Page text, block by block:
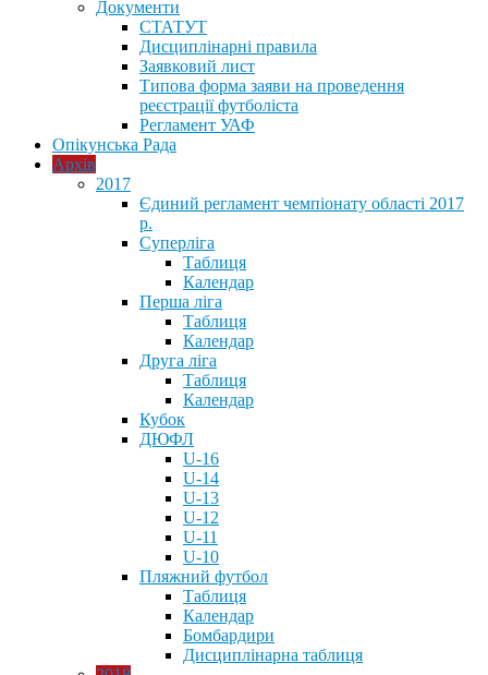
Документи
СТАТУТ
Дисциплінарні правила
Заявковий лист
Типова форма заяви на проведення
реєстрації футболіста
Регламент УАФ
Опікунська Рада
Архів
2017
Єдиний регламент чемпіонату області 2017
р.
Суперліга
Таблиця
Календар
Перша ліга
Таблиця
Календар
Друга ліга
Таблиця
Календар
Кубок
ДЮФЛ
U-16
U-14
U-13
U-12
U-11
U-10
Пляжний футбол
Таблиця
Календар
Бомбардири
Дисциплінарна таблиця